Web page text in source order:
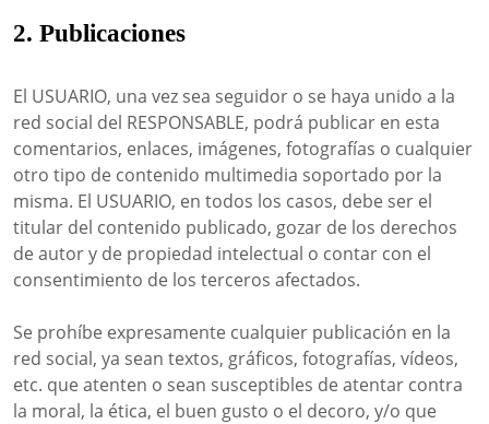
2. Publicaciones
El USUARIO, una vez sea seguidor o se haya unido a la
red social del RESPONSABLE, podrá publicar en esta
comentarios, enlaces, imágenes, fotografías o cualquier
otro tipo de contenido multimedia soportado por la
misma. El USUARIO, en todos los casos, debe ser el
titular del contenido publicado, gozar de los derechos
de autor y de propiedad intelectual o contar con el
consentimiento de los terceros afectados.
Se prohíbe expresamente cualquier publicación en la
red social, ya sean textos, gráficos, fotografías, vídeos,
etc. que atenten o sean susceptibles de atentar contra
la moral, la ética, el buen gusto o el decoro, y/o que